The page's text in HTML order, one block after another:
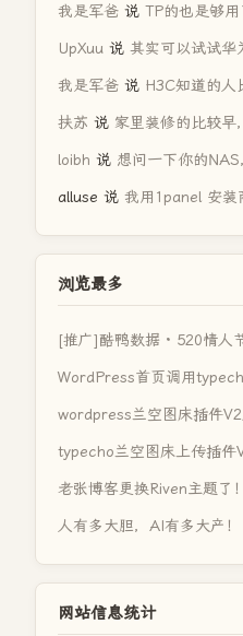
我是军爸 说 TP的也是够
UpXuu 说 其实可以试试
我是军爸 说 H3C知道的
扶苏 说 家里装修的比较
loibh 说 想问一下你的
alluse 说 我用1panel 安
浏览最多
[推广]酷鸭数据 · 520情人
WordPress首页调用
wordpress兰空图床插件
typecho兰空图床上传插件
老张博客更换Riven主题了！
人有多大胆，AI有多大产！
网站信息统计